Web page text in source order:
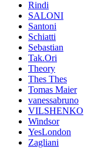
Rindi
SALONI
Santoni
Schiatti
Sebastian
Tak.Ori
Theory
Thes Thes
Tomas Maier
vanessabruno
VILSHENKO
Windsor
YesLondon
Zagliani